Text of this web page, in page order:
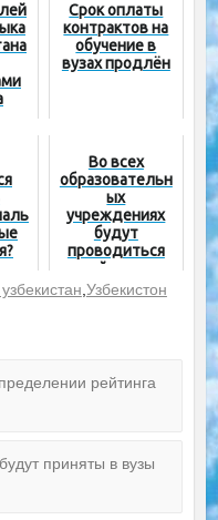
Срок оплаты
контрактов на
обучение в
вузах продлён
Во всех
образовательн
ых
учреждениях
будут
проводиться
рейды по
фактам
Узбекистон
рейтинга
приняты в вузы